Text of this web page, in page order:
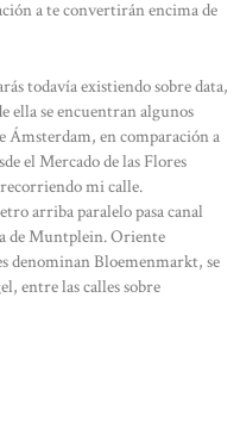
a te convertirán encima de
todavía existiendo sobre data,
ella se encuentran algunos
Ámsterdam, en comparación a
el Mercado de las Flores
mi calle.
arriba paralelo pasa canal
de Muntplein. Oriente
denominan Bloemenmarkt, se
entre las calles sobre